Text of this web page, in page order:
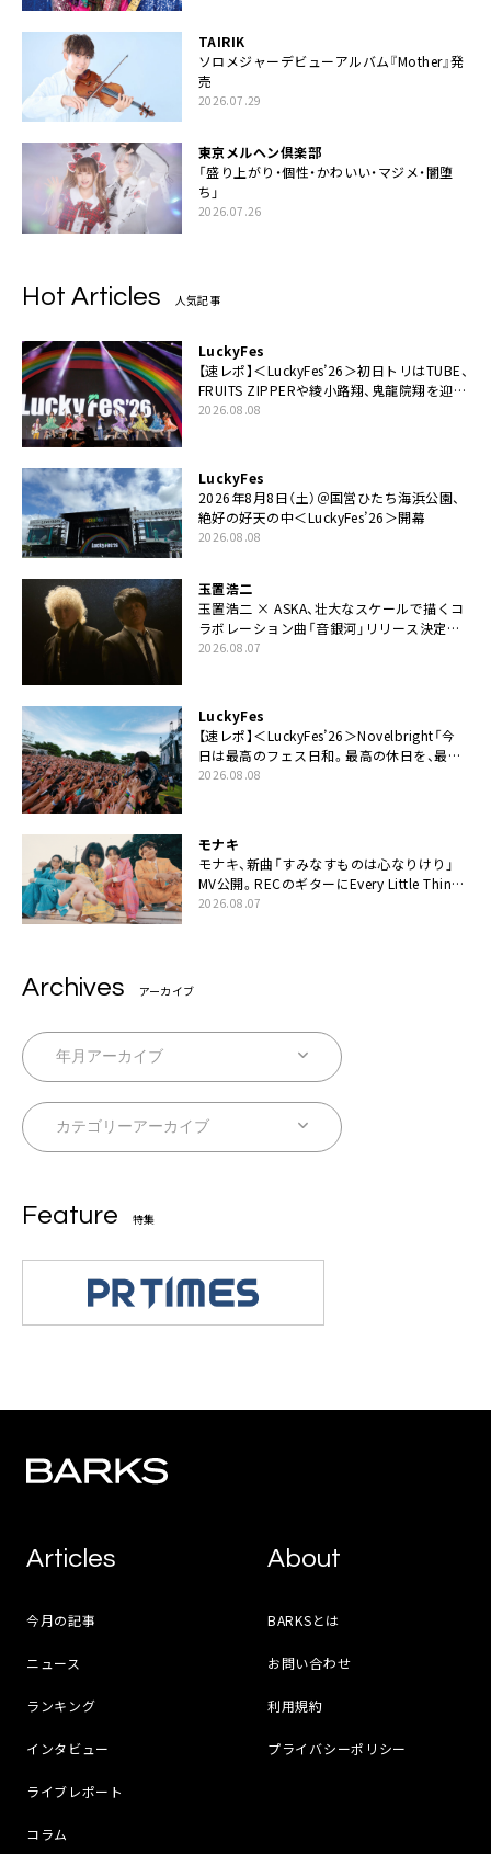
TAIRIK
ソロメジャーデビューアルバム『Mother』発
売
2026.07.29
東京メルヘン倶楽部
「盛り上がり・個性・かわいい・マジメ・闇堕
ち」
2026.07.26
Hot Articles 人気記事
LuckyFes
【速レポ】＜LuckyFes’26＞初日トリはTUBE、
FRUITS ZIPPERや綾小路翔、鬼龍院翔を迎え
た豪華コラボも「知ってたらぜひ一緒に歌っ
2026.08.08
LuckyFes
2026年8月8日（土）＠国営ひたち海浜公園、
絶好の好天の中＜LuckyFes’26＞開幕
2026.08.08
玉置浩二
玉置浩二 × ASKA、壮大なスケールで描くコ
ラボレーション曲「音銀河」リリース決定。
カップリングには新曲「命の宿り」収録も
2026.08.07
LuckyFes
【速レポ】＜LuckyFes’26＞Novelbright「今
日は最高のフェス日和。最高の休日を、最高
の夏休みを作っていきたい」
2026.08.08
モナキ
モナキ、新曲「すみなすものは心なりけり」
MV公開。RECのギターにEvery Little Thing・
伊藤一朗参加も
2026.08.07
Archives アーカイブ
Feature 特集
Articles
今月の記事
ニュース
ランキング
インタビュー
ライブレポート
コラム
About
BARKSとは
お問い合わせ
利用規約
プライバシーポリシー